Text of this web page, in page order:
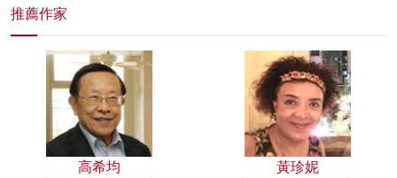
推薦作家
高希均 黃珍妮